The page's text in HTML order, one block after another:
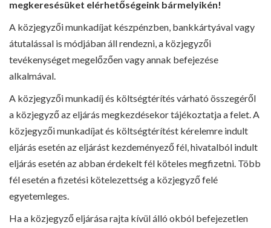
megkeresésüket elérhetőségeink bármelyikén!
A közjegyzői munkadíjat készpénzben, bankkártyával vagy
átutalással is módjában áll rendezni, a közjegyzői
tevékenységet megelőzően vagy annak befejezése
alkalmával.
A közjegyzői munkadíj és költségtérítés várható összegéről
a közjegyző az eljárás megkezdésekor tájékoztatja a felet. A
közjegyzői munkadíjat és költségtérítést kérelemre indult
eljárás esetén az eljárást kezdeményező fél, hivatalból indult
eljárás esetén az abban érdekelt fél köteles megfizetni. Több
fél esetén a fizetési kötelezettség a közjegyző felé
egyetemleges.
Ha a közjegyző eljárása rajta kívül álló okból befejezetlen